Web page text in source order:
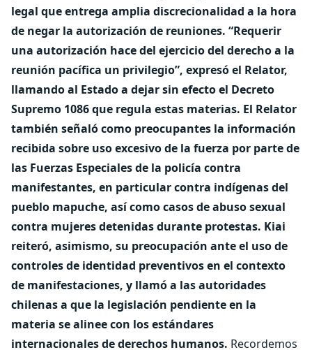
legal que entrega amplia discrecionalidad a la hora
de negar la autorización de reuniones. “Requerir
una autorización hace del ejercicio del derecho a la
reunión pacífica un privilegio”, expresó el Relator,
llamando al Estado a dejar sin efecto el Decreto
Supremo 1086 que regula estas materias. El Relator
también señaló como preocupantes la información
recibida sobre uso excesivo de la fuerza por parte de
las Fuerzas Especiales de la policía contra
manifestantes, en particular contra indígenas del
pueblo mapuche, así como casos de abuso sexual
contra mujeres detenidas durante protestas. Kiai
reiteró, asimismo, su preocupación ante el uso de
controles de identidad preventivos en el contexto
de manifestaciones, y llamó a las autoridades
chilenas a que la legislación pendiente en la
materia se alinee con los estándares
internacionales de derechos humanos. Recordemos